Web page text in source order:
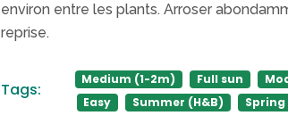
environ entre les plants. Arroser
reprise.
Tags:
Medium (1-2m) Full sun
Easy
Summer (H&B) Spring